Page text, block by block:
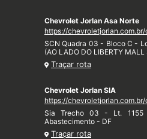
Chevrolet Jorlan Asa Norte
https://chevroletjorlan.com.br/
SCN Quadra 03 - Bloco C -
(AO LADO DO LIBERTY MALL
Traçar rota
Chevrolet Jorlan SIA
https://chevroletjorlan.com.br/
Sia Trecho 03 - Lt. 1155
Abastecimento - DF
Traçar rota